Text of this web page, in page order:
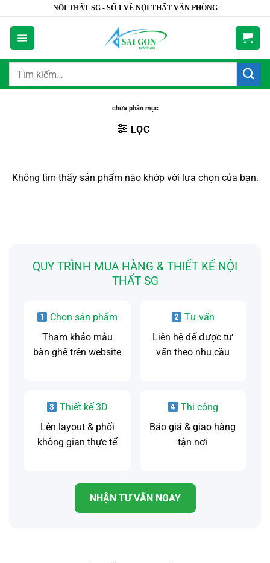
dung
NỘI THẤT SG - SỐ 1 VỀ NỘI THẤT VĂN PHÒNG
Tìm
chưa phân mục
LỌC
Không tìm thấy sản phẩm nào khớp với lựa chọn của bạn.
QUY TRÌNH MUA HÀNG & THIẾT KẾ NỘI
THẤT SG
Chọn sản phẩm
Tham khảo mẫu
bàn ghế trên website
Tư vấn
Liên hệ để được tư
vấn theo nhu cầu
Thiết kế 3D
Lên layout & phối
không gian thực tế
Thi công
Báo giá & giao hàng
tận nơi
NHẬN TƯ VẤN NGAY